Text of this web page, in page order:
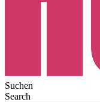
Suchen
Search